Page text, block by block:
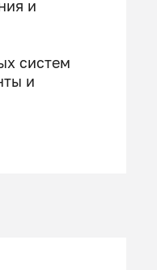
и
систем
и